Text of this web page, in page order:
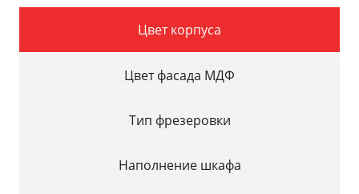
Цвет корпуса
Цвет фасада МДФ
Тип фрезеровки
Наполнение шкафа